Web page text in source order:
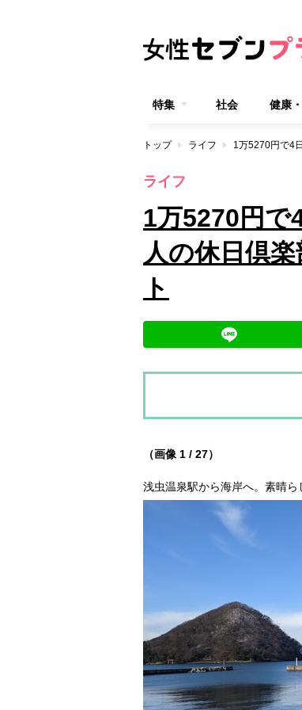
特集 社会 健康
トップ ライフ
ライフ
1万5270円で
人の休日倶
ト
（画像 1 / 27）
浅虫温泉駅から海岸へ。素晴ら